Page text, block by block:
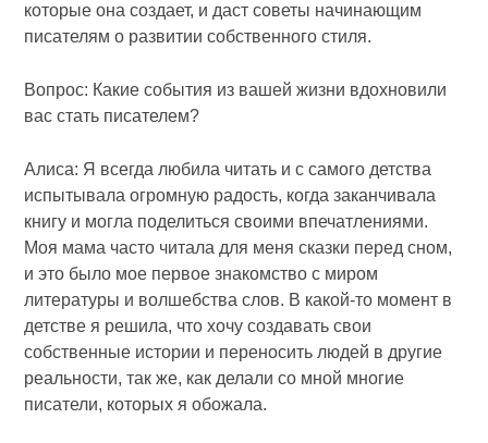
которые она создает, и даст советы начинающим
писателям о развитии собственного стиля.
Вопрос: Какие события из вашей жизни вдохновили
вас стать писателем?
Алиса: Я всегда любила читать и с самого детства
испытывала огромную радость, когда заканчивала
книгу и могла поделиться своими впечатлениями.
Моя мама часто читала для меня сказки перед сном,
и это было мое первое знакомство с миром
литературы и волшебства слов. В какой-то момент в
детстве я решила, что хочу создавать свои
собственные истории и переносить людей в другие
реальности, так же, как делали со мной многие
писатели, которых я обожала.